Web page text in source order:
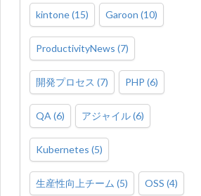
kintone(15) Garoon (10)
ProductivityNews (7)
開発プロセス (7) PHP (6)
QA (6) アジャイル(6)
Kubernetes (5)
生産性向上チーム (5) OSS (4)